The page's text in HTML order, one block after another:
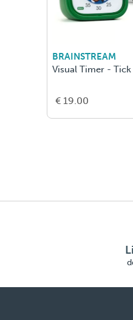
BRAINSTREAM
Visual Timer -
€ 19.00